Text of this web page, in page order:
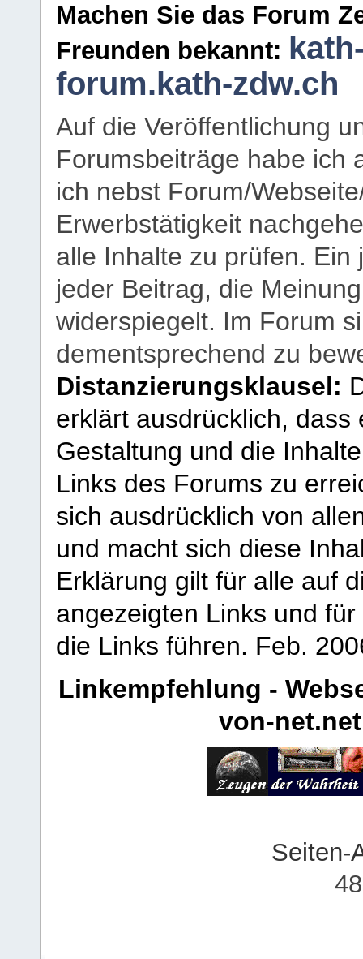
Machen Sie das Forum
Freunden bekannt:
forum.kath-zdw.ch
Auf die Veröffentlichung
Forumsbeiträge habe ich
ich nebst Forum/
Erwerbstätigkeit
alle Inhalte zu prüfen.
jeder Beitrag, die
widerspiegelt. Im Forum
dementsprechend zu
Distanzierungsklausel:
erklärt ausdrücklich,
Gestaltung und die
Links des Forums zu
sich ausdrücklich von
und macht sich diese
Erklärung gilt für alle auf
angezeigten Links und
die Links führen. Feb.
Linkempfehlung -
von-net.net
Seiten-